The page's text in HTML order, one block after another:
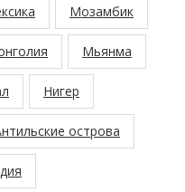
Мозамбик
Мьянма
Нигер
острова